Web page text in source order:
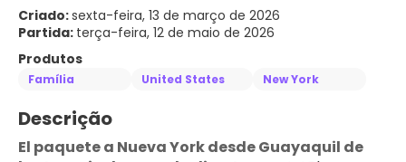
Criado:sexta-feira, 13 de março de 2026
Partida: terça-feira, 12 de maio de 2026
Produtos
Família United States New York
Descrição
El paquete a Nueva York desde Guayaquil de